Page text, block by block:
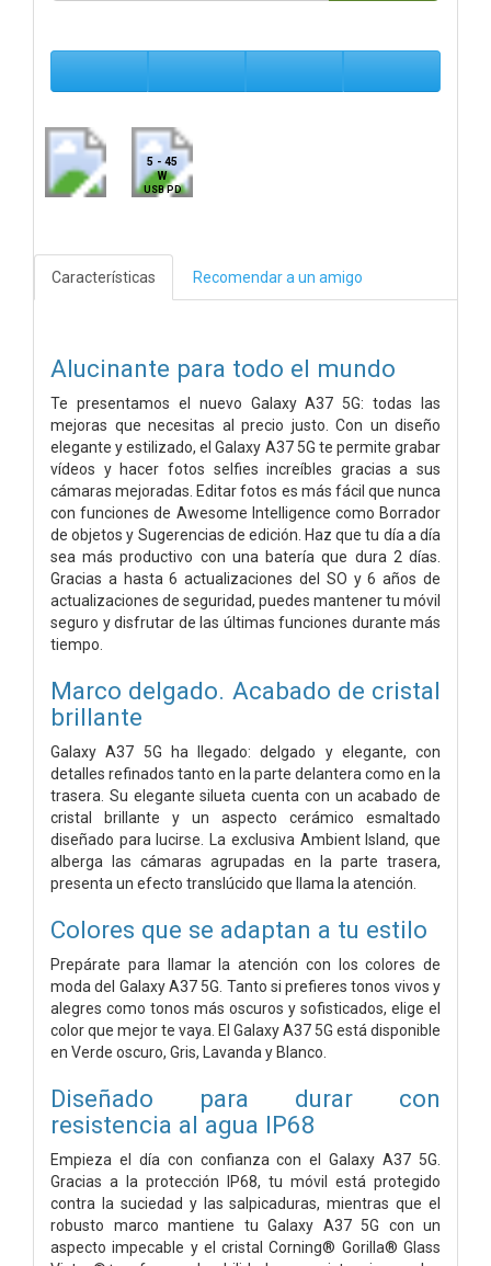
5 - 45
W
USB PD
Características Recomendar a un amigo
Alucinante para todo el mundo
Te presentamos el nuevo Galaxy A37 5G: todas las
mejoras que necesitas al precio justo. Con un diseño
elegante y estilizado, el Galaxy A37 5G te permite grabar
vídeos y hacer fotos selfies increíbles gracias a sus
cámaras mejoradas. Editar fotos es más fácil que nunca
con funciones de Awesome Intelligence como Borrador
de objetos y Sugerencias de edición. Haz que tu día a día
sea más productivo con una batería que dura 2 días.
Gracias a hasta 6 actualizaciones del SO y 6 años de
actualizaciones de seguridad, puedes mantener tu móvil
seguro y disfrutar de las últimas funciones durante más
tiempo.
Marco delgado. Acabado de cristal
brillante
Galaxy A37 5G ha llegado: delgado y elegante, con
detalles refinados tanto en la parte delantera como en la
trasera. Su elegante silueta cuenta con un acabado de
cristal brillante y un aspecto cerámico esmaltado
diseñado para lucirse. La exclusiva Ambient Island, que
alberga las cámaras agrupadas en la parte trasera,
presenta un efecto translúcido que llama la atención.
Colores que se adaptan a tu estilo
Prepárate para llamar la atención con los colores de
moda del Galaxy A37 5G. Tanto si prefieres tonos vivos y
alegres como tonos más oscuros y sofisticados, elige el
color que mejor te vaya. El Galaxy A37 5G está disponible
en Verde oscuro, Gris, Lavanda y Blanco.
Diseñado para durar con
resistencia al agua IP68
Empieza el día con confianza con el Galaxy A37 5G.
Gracias a la protección IP68, tu móvil está protegido
contra la suciedad y las salpicaduras, mientras que el
robusto marco mantiene tu Galaxy A37 5G con un
aspecto impecable y el cristal Corning® Gorilla® Glass